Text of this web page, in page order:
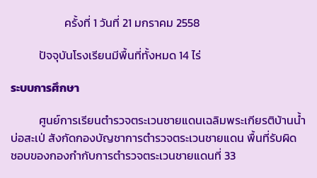
ครั้งที่ 1 วันที่ 21 มกราคม 2558
ปัจจุบันโรงเรียนมีพื้นที่ทั้งหมด 14 ไร่
ระบบการศึกษา
ศูนย์การเรียนตำรวจตระเวนชายแดนเฉลิมพระเกียรติบ้านน้ำ
บ่อสะเป่ สังกัดกองบัญชาการตำรวจตระเวนชายแดน พื้นที่รับผิด
ชอบของกองกำกับการตำรวจตระเวนชายแดนที่ 33